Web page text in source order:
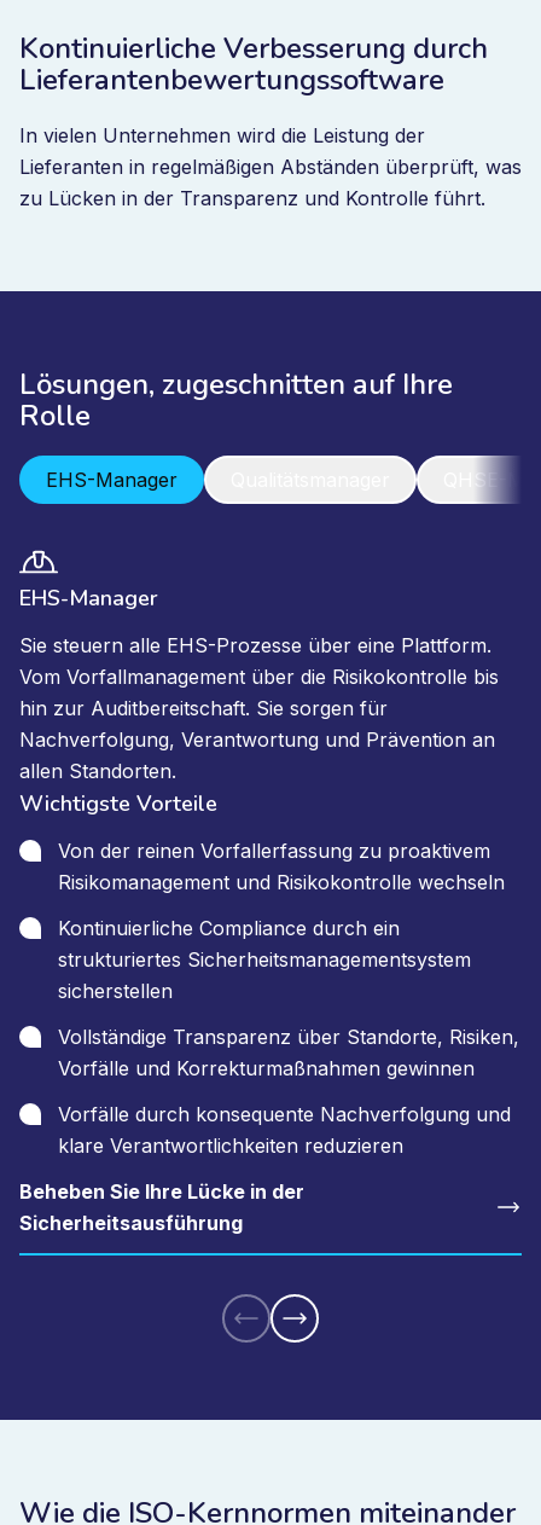
Kontinuierliche Verbesserung durch
Lieferantenbewertungssoftware
In vielen Unternehmen wird die Leistung der
Lieferanten in regelmäßigen Abständen überprüft, was
zu Lücken in der Transparenz und Kontrolle führt.
Lösungen, zugeschnitten auf Ihre
Rolle
EHS-Manager
EHS-Manager
Sie steuern alle EHS-Prozesse über eine Plattform.
Vom Vorfallmanagement über die Risikokontrolle bis
hin zur Auditbereitschaft. Sie sorgen für
Nachverfolgung, Verantwortung und Prävention an
allen Standorten.
Wichtigste Vorteile
Von der reinen Vorfallerfassung zu proaktivem
Risikomanagement und Risikokontrolle wechseln
Kontinuierliche Compliance durch ein
strukturiertes Sicherheitsmanagementsystem
sicherstellen
Vollständige Transparenz über Standorte, Risiken,
Vorfälle und Korrekturmaßnahmen gewinnen
Vorfälle durch konsequente Nachverfolgung und
klare Verantwortlichkeiten reduzieren
Beheben Sie Ihre Lücke in der
Sicherheitsausführung
Wie die ISO-Kernnormen miteinander